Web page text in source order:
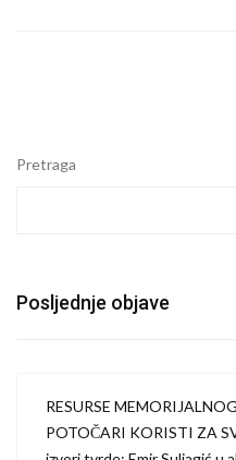
Pretraga
Posljednje objave
RESURSE
POTOČARI KORISTI ZA